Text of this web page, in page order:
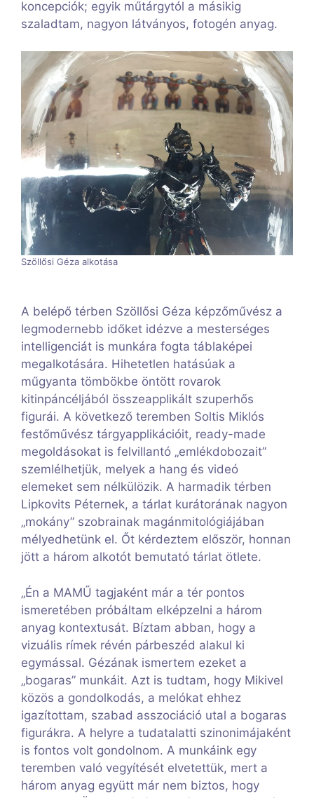
koncepciók; egyik műtárgytól a másikig
szaladtam, nagyon látványos, fotogén anyag.
Szöllősi Géza alkotása
A belépő térben Szöllősi Géza képzőművész a
legmodernebb időket idézve a mesterséges
intelligenciát is munkára fogta táblaképei
megalkotására. Hihetetlen hatásúak a
műgyanta tömbökbe öntött rovarok
kitinpáncéljából összeapplikált szuperhős
figurái. A következő teremben Soltis Miklós
festőművész tárgyapplikációit, ready-made
megoldásokat is felvillantó „emlékdobozait”
szemlélhetjük, melyek a hang és videó
elemeket sem nélkülözik. A harmadik térben
Lipkovits Péternek, a tárlat kurátorának nagyon
„mokány” szobrainak magánmitológiájában
mélyedhetünk el. Őt kérdeztem először, honnan
jött a három alkotót bemutató tárlat ötlete.
„Én a MAMŰ tagjaként már a tér pontos
ismeretében próbáltam elképzelni a három
anyag kontextusát. Bíztam abban, hogy a
vizuális rímek révén párbeszéd alakul ki
egymással. Gézának ismertem ezeket a
„bogaras” munkáit. Azt is tudtam, hogy Mikivel
közös a gondolkodás, a melókat ehhez
igazítottam, szabad asszociáció utal a bogaras
figurákra. A helyre a tudatalatti szinonimájaként
is fontos volt gondolnom. A munkáink egy
teremben való vegyítését elvetettük, mert a
három anyag együtt már nem biztos, hogy